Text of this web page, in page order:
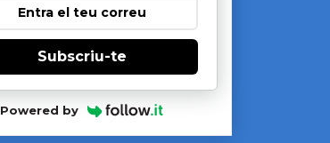
Subscriu-te
Powered by